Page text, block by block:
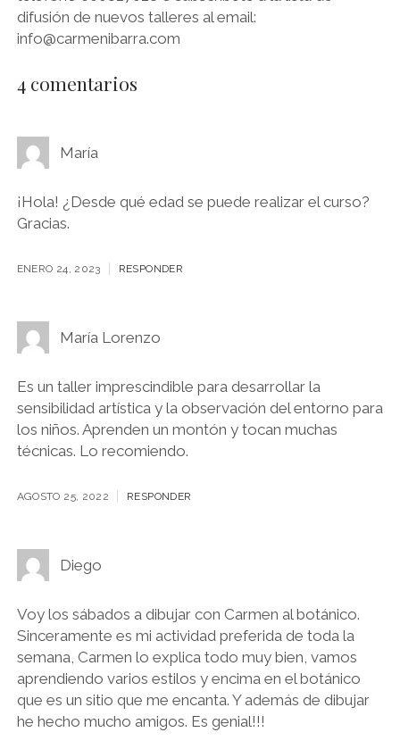
difusión de nuevos talleres al email:
info@carmenibarra.com
4 comentarios
María
¡Hola! ¿Desde qué edad se puede realizar el curso?
Gracias.
ENERO 24, 2023 RESPONDER
María Lorenzo
Es un taller imprescindible para desarrollar la
sensibilidad artística y la observación del entorno para
los niños. Aprenden un montón y tocan muchas
técnicas. Lo recomiendo.
AGOSTO 25, 2022 RESPONDER
Diego
Voy los sábados a dibujar con Carmen al botánico.
Sinceramente es mi actividad preferida de toda la
semana, Carmen lo explica todo muy bien, vamos
aprendiendo varios estilos y encima en el botánico
que es un sitio que me encanta. Y además de dibujar
he hecho mucho amigos. Es genial!!!